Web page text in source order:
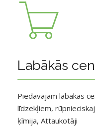
Labākās
Piedāvājam labākās
līdzekļiem,
ķīmija, Attaukotāji